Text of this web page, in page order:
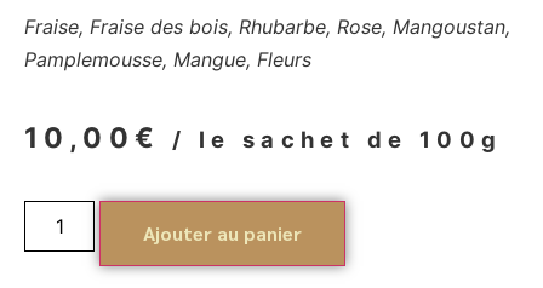
Fraise, Fraise des bois, Rhubarbe, Rose, Mangoustan,
Pamplemousse, Mangue, Fleurs
10,00 € / le sachet de 100g
Ajouter au panier